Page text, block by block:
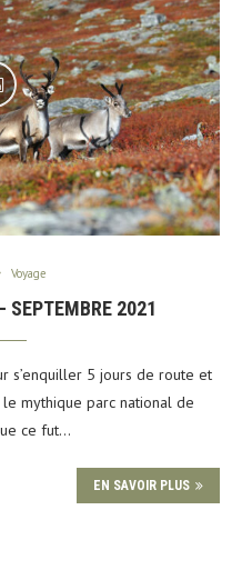
Voyage
SEPTEMBRE 2021
s’enquiller 5 jours de route et
mythique parc national de
ce fut…
EN SAVOIR PLUS